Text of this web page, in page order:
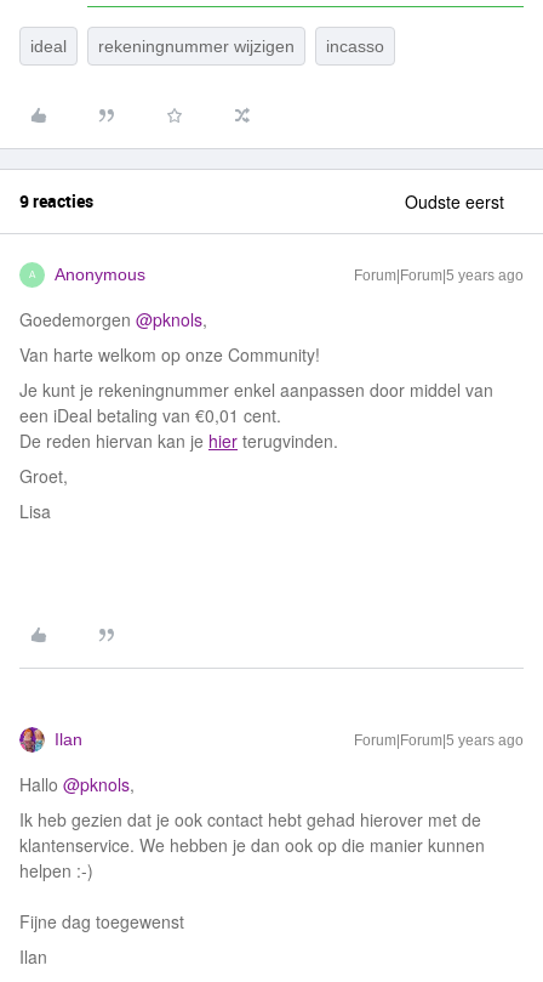
ideal rekeningnummer wijzigen incasso
9 reacties Oudste eerst
A Anonymous Forum|Forum|5 years ago
Goedemorgen @pknols,
Van harte welkom op onze Community!
Je kunt je rekeningnummer enkel aanpassen door middel van
een iDeal betaling van €0,01 cent.
De reden hiervan kan je hier terugvinden.
Groet,
Lisa
Ilan Forum|Forum|5 years ago
Hallo @pknols,
Ik heb gezien dat je ook contact hebt gehad hierover met de
klantenservice. We hebben je dan ook op die manier kunnen
helpen :-)
Fijne dag toegewenst
Ilan